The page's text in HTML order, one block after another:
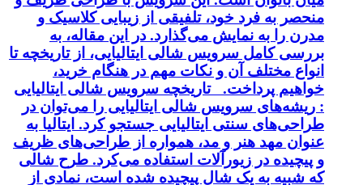
منحصر به فرد خود، تلفیقی از زیبایی کلاسیک و
مدرن را به نمایش می‌گذارد. در این مقاله، به
بررسی کامل سرویس شالی ایتالیایی، از تاریخچه تا
انواع مختلف آن و نکات مهم در هنگام خرید،
خواهیم پرداخت. تاریخچه سرویس شالی ایتالیایی
: ریشه‌های سرویس شالی ایتالیایی را می‌توان در
طراحی‌های سنتی ایتالیایی جستجو کرد. ایتالیا به
عنوان مهد هنر و مد، همواره از طراحی‌های ظریف
و پیچیده در زیورآلات استفاده می‌کرد. طرح شالی
که شبیه به یک شال پیچیده شده است، نمادی از